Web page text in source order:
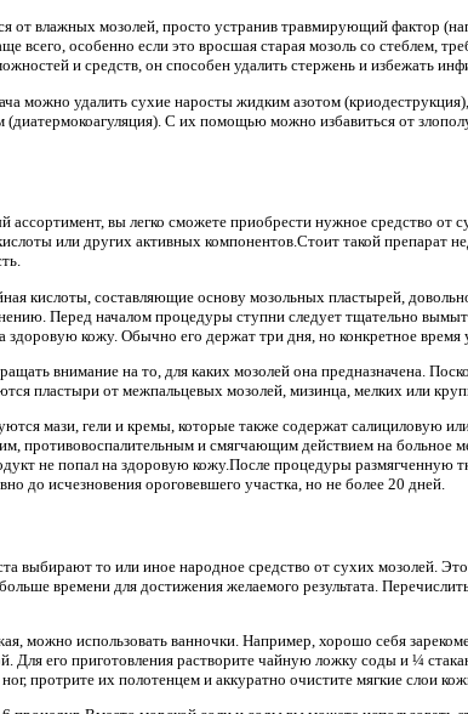
от влажных мозолей, просто устранив травмирующий фактор
всего, особенно если это вросшая старая мозоль со стеблем,
и средств, он способен удалить стержень и избежать
можно удалить сухие наросты жидким азотом
(диатермокоагуляция). С их помощью можно избавиться от
ассортимент, вы легко сможете приобрести нужное средство от
или других активных компонентов.Стоит такой препарат
кислоты, составляющие основу мозольных пластырей,
Перед началом процедуры ступни следует тщательно
здоровую кожу. Обычно его держат три дня, но конкретное
внимание на то, для каких мозолей она предназначена.
пластыри от межпальцевых мозолей, мизинца, мелких или
мази, гели и кремы, которые также содержат салициловую
противовоспалительным и смягчающим действием на больное
не попал на здоровую кожу.После процедуры размягченную
до исчезновения ороговевшего участка, но не более 20 дней.
выбирают то или иное народное средство от сухих мозолей.
времени для достижения желаемого результата.
можно использовать ванночки. Например, хорошо себя
Для его приготовления растворите чайную ложку соды и ¼
протрите их полотенцем и аккуратно очистите мягкие слои